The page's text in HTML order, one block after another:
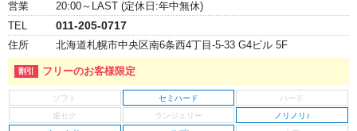
営業
20:00～LAST (定休日:年中無休)
TEL
011-205-0717
住所 北海道札幌市中央区南6条西4丁目-5-33 G4ビル 5F
フリーのお客様限定
セミハード
ノリノリ♪